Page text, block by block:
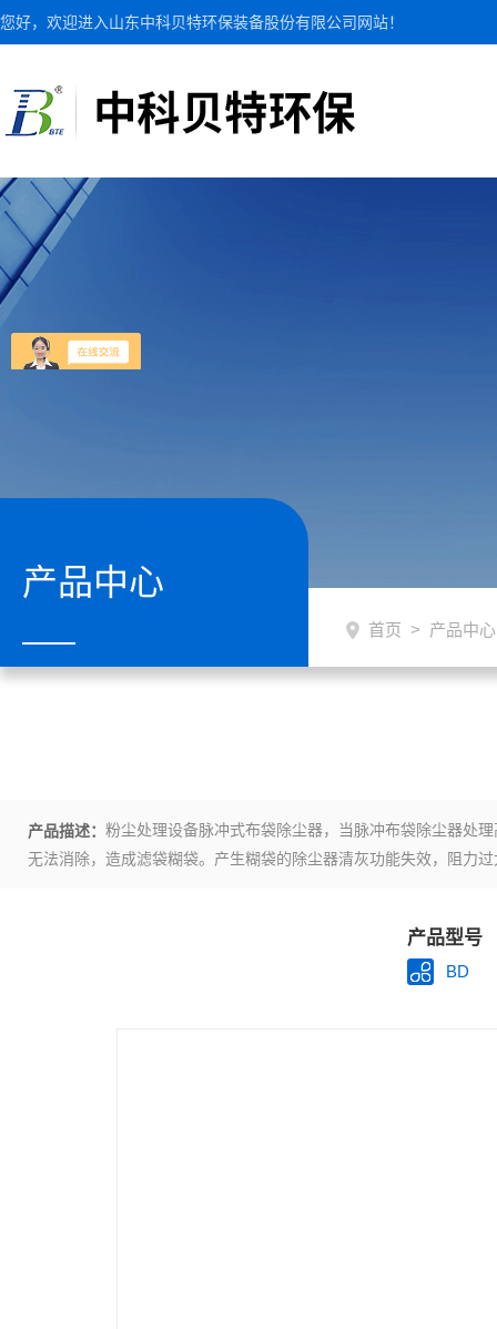
您好，欢迎进入山东中科贝特环保装备股份有限公司网站！
产品中心
首页 > 产品中心
产品描述： 粉尘处理设备脉冲式布袋除尘器，当脉冲布袋除尘器处
无法消除，造成滤袋糊袋。产生糊袋的除尘器清灰功能失效，阻力
产品型号
BD